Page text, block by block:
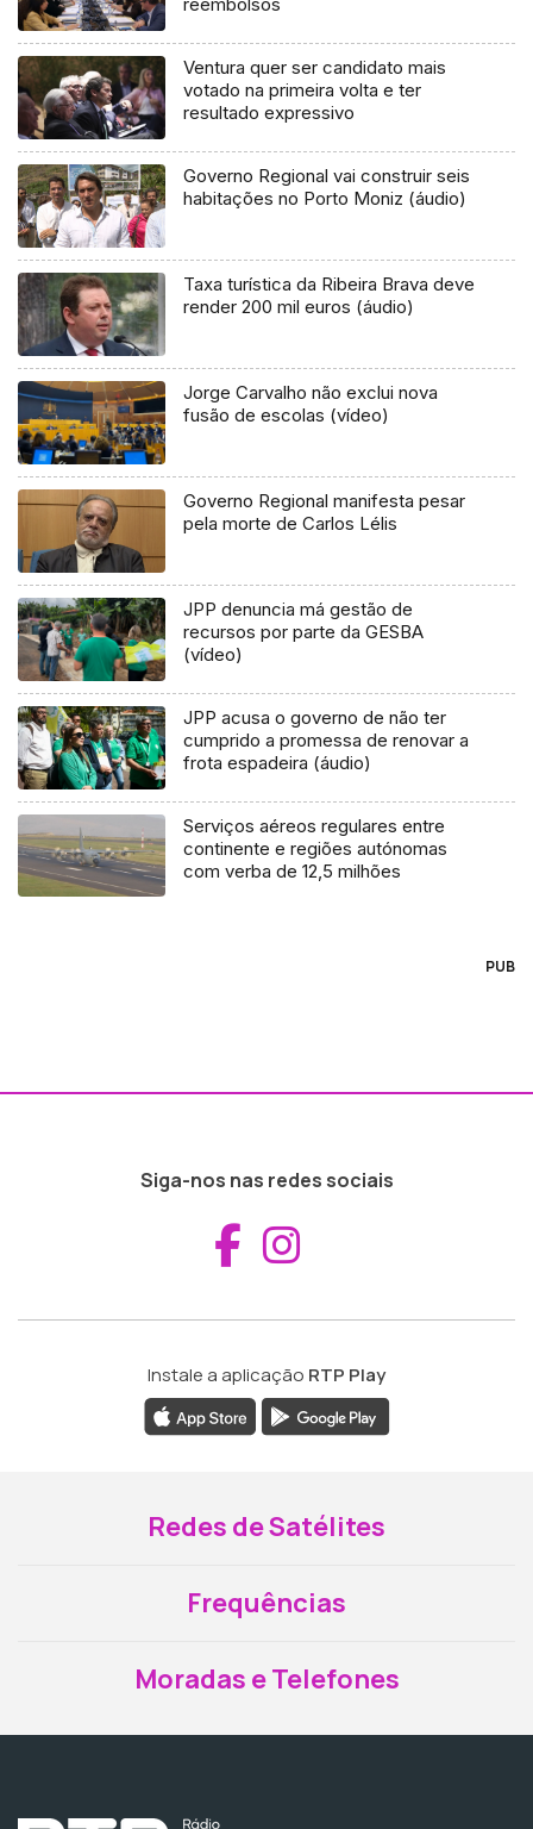
Ventura quer ser candidato mais
votado na primeira volta e ter
resultado expressivo
Governo Regional vai construir seis
habitações no Porto Moniz (áudio)
Taxa turística da Ribeira Brava deve
render 200 mil euros (áudio)
Jorge Carvalho não exclui nova
fusão de escolas (vídeo)
Governo Regional manifesta pesar
pela morte de Carlos Lélis
JPP denuncia má gestão de
recursos por parte da GESBA
(vídeo)
JPP acusa o governo de não ter
cumprido a promessa de renovar a
frota espadeira (áudio)
Serviços aéreos regulares entre
continente e regiões autónomas
com verba de 12,5 milhões
PUB
Siga-nos nas redes sociais
Aceder ao
Instale a aplicação RTP Play
Redes de Satélites
Frequências
Moradas e Telefones